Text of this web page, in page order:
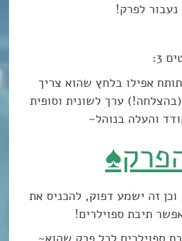
לפרק!
3:
אפילו בלחץ שהוא צריך
ערך לשונית וסופית
והעלה בנוהל~
זה ישמע דפוק, להכניס את
תיבת ספוילרים!